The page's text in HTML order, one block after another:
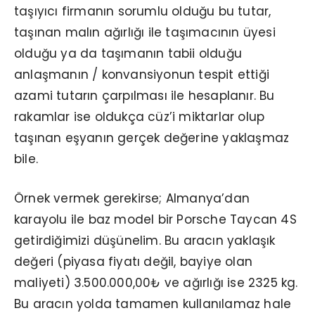
taşıyıcı firmanın sorumlu olduğu bu tutar,
taşınan malın ağırlığı ile taşımacının üyesi
olduğu ya da taşımanın tabii olduğu
anlaşmanın / konvansiyonun tespit ettiği
azami tutarın çarpılması ile hesaplanır. Bu
rakamlar ise oldukça cüz’i miktarlar olup
taşınan eşyanın gerçek değerine yaklaşmaz
bile.
Örnek vermek gerekirse; Almanya’dan
karayolu ile baz model bir Porsche Taycan 4S
getirdiğimizi düşünelim. Bu aracın yaklaşık
değeri (piyasa fiyatı değil, bayiye olan
maliyeti) 3.500.000,00₺ ve ağırlığı ise 2325 kg.
Bu aracın yolda tamamen kullanılamaz hale